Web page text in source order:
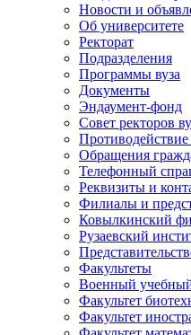
Новости и
Об университете
Ректорат
Подразделения
Программы вуза
Документы
Эндаумент-фонд
Совет ректоров
Обращения
Телефонный
Реквизиты и
Филиалы и
Ковылкинский
Рузаевский
Факультеты
Военный
Факультет
Факультет